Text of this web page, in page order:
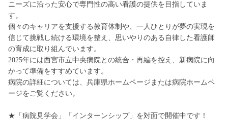
ニーズに沿った安心で専門性の高い看護の提供を目指していま
す。
個々のキャリアを支援する教育体制や、一人ひとりが夢の実現を
信じて挑戦し続ける環境を整え、思いやりのある自律した看護師
の育成に取り組んでいます。
2025年には西宮市立中央病院との統合・再編を控え、新病院に向
かって準備をすすめています。
病院の詳細については、兵庫県ホームページまたは病院ホームペ
ージをご覧ください。
★「病院見学会」「インターンシップ」を対面で開催中です！